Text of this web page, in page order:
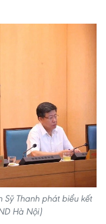
Sỹ Thanh phát biểu kết
Hà Nội)